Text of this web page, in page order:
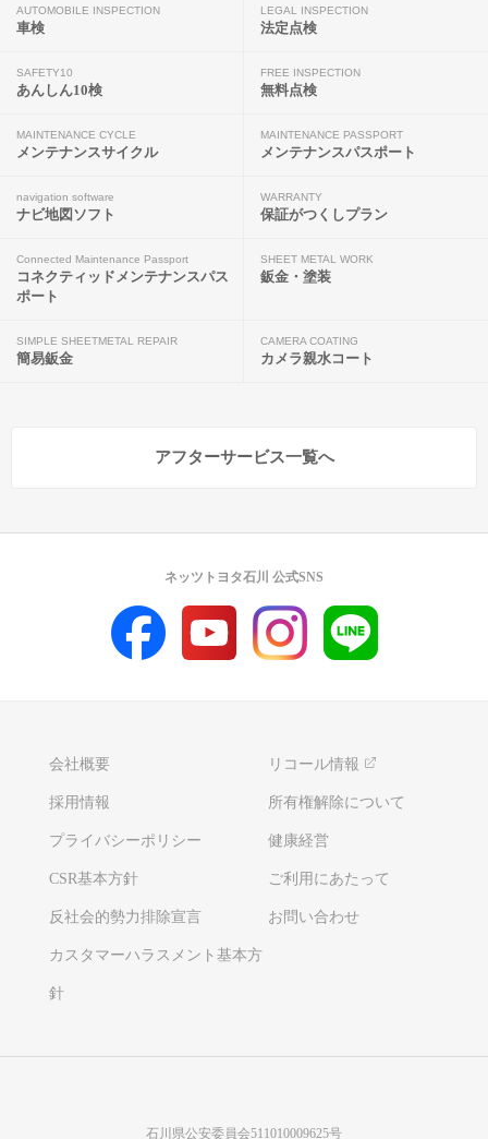
AUTOMOBILE INSPECTION
車検
LEGAL INSPECTION
法定点検
SAFETY10
あんしん10検
FREE INSPECTION
無料点検
MAINTENANCE CYCLE
メンテナンスサイクル
MAINTENANCE PASSPORT
メンテナンスパスポート
navigation software
ナビ地図ソフト
WARRANTY
保証がつくしプラン
Connected Maintenance Passport
コネクティッドメンテナンスパス
ポート
SHEET METAL WORK
鈑金・塗装
SIMPLE SHEETMETAL REPAIR
簡易鈑金
CAMERA COATING
カメラ親水コート
アフターサービス一覧へ
会社概要 リコール情報
採用情報 所有権解除について
プライバシーポリシー 健康経営
CSR基本方針 ご利用にあたって
反社会的勢力排除宣言 お問い合わせ
カスタマーハラスメント基本方
針
ネッツトヨタ石川 公式SNS
石川県公安委員会511010009625号